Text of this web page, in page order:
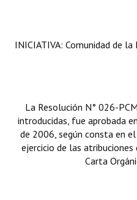
INICIATIVA: Comunidad de
La Resolución N° 026-
introducidas, fue aprobada
de 2006, según consta en
ejercicio de las
Carta